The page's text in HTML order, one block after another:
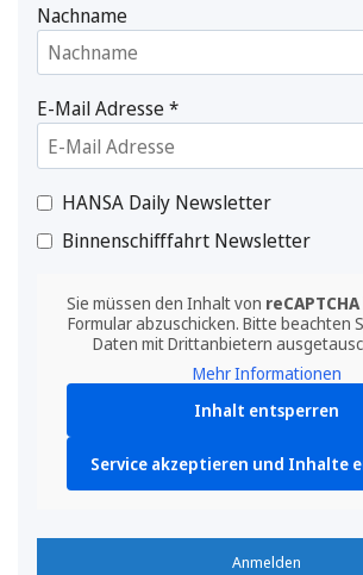
Nachname
E-Mail Adresse*
HANSA Daily Newsletter
Binnenschifffahrt Newsletter
Sie müssen den Inhalt von reCAPTCHA
Formular abzuschicken. Bitte beachten
Daten mit Drittanbietern
Mehr Informationen
Inhalt entsperren
Service akzeptieren und Inhalte
Anmelden